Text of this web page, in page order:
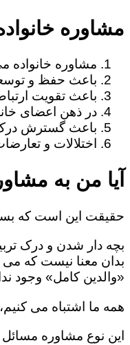
مشاوره
مشاوره خانواده
باعث حفظ و
باعث تقویت
در ذهن اعضای
باعث گسترش
اختلالات و
آیا من به
حقیقت این است که
بچه دار شدن و درک
بدان معنا نیست که می
«والدین کامل» وجود
همه ما اشتباه می
این نوع مشاوره مسائل